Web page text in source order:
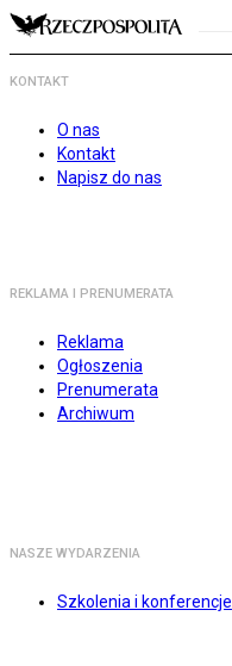
KONTAKT
O nas
Kontakt
Napisz do nas
REKLAMA I PRENUMERATA
Reklama
Ogłoszenia
Prenumerata
Archiwum
NASZE WYDARZENIA
Szkolenia i konferencje